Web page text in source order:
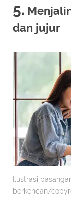
5.
dan jujur
Ilustrasi
berkencan/